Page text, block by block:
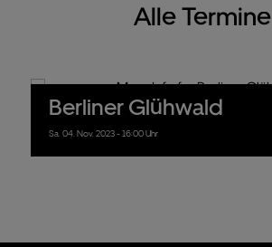
Alle Termine
Berliner Glühwald
Sa. 04. Nov. 2023- 16:00 Uhr